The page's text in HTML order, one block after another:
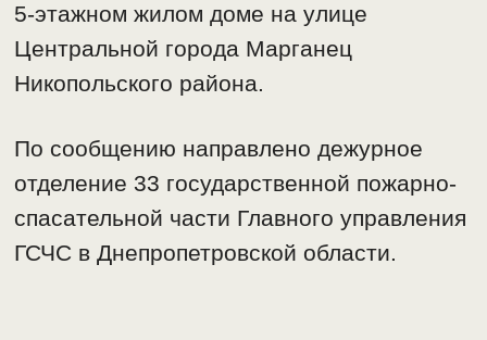
5-этажном жилом доме на улице
Центральной города Марганец
Никопольского района.
По сообщению направлено дежурное
отделение 33 государственной пожарно-
спасательной части Главного управления
ГСЧС в Днепропетровской области.